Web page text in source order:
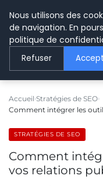
LE
Accueil Stratégies de SEO
Comment intégrer les
STRATÉGIES DE SEO
Comment
vos relations
Nous utilisons des
de navigation. En
politique de
Refuser